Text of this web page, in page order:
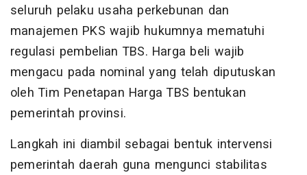
seluruh pelaku usaha perkebunan dan
manajemen PKS wajib hukumnya mematuhi
regulasi pembelian TBS. Harga beli wajib
mengacu pada nominal yang telah diputuskan
oleh Tim Penetapan Harga TBS bentukan
pemerintah provinsi.
Langkah ini diambil sebagai bentuk intervensi
pemerintah daerah guna mengunci stabilitas